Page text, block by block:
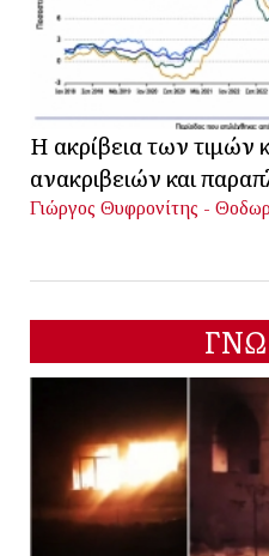
Η ακρίβεια των τιμών
ανακριβειών και
Γιώργος Θυφρονίτης -